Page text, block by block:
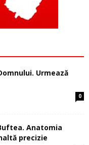
Urmează
0
Anatomia
precizie